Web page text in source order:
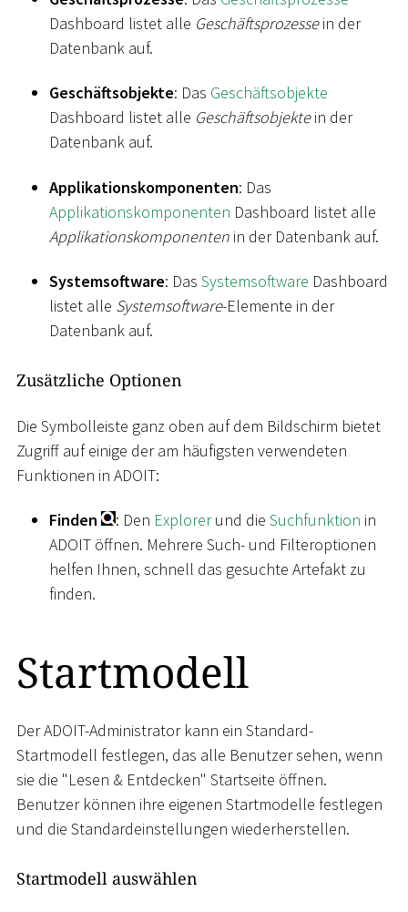
Dashboard listet alle Geschäftsprozessein der
Datenbank auf.
Geschäftsobjekte: Das Geschäftsobjekte
Dashboard listet alle Geschäftsobjektein der
Datenbank auf.
Applikationskomponenten: Das
Applikationskomponenten Dashboard listet alle
Applikationskomponenten in der Datenbank auf.
Systemsoftware: Das Systemsoftware Dashboard
listet alle Systemsoftware-Elemente in der
Datenbank auf.
Zusätzliche Optionen
Die Symbolleiste ganz oben auf dem Bildschirm bietet
Zugriff auf einige der am häufigsten verwendeten
Funktionen in ADOIT:
Finden : Den Explorerund die Suchfunktion in
ADOIT öffnen. Mehrere Such- und Filteroptionen
helfen Ihnen, schnell das gesuchte Artefakt zu
finden.
Startmodell
Der ADOIT-Administrator kann ein Standard-
Startmodell festlegen, das alle Benutzer sehen, wenn
sie die "Lesen & Entdecken" Startseite öffnen.
Benutzer können ihre eigenen Startmodelle festlegen
und die Standardeinstellungen wiederherstellen.
Startmodell auswählen